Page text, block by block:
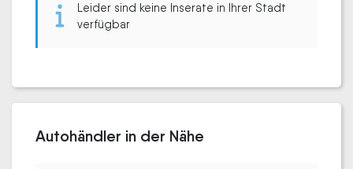
Leider sind keine Inserate in Ihrer Stadt
verfügbar
Autohändler in der Nähe